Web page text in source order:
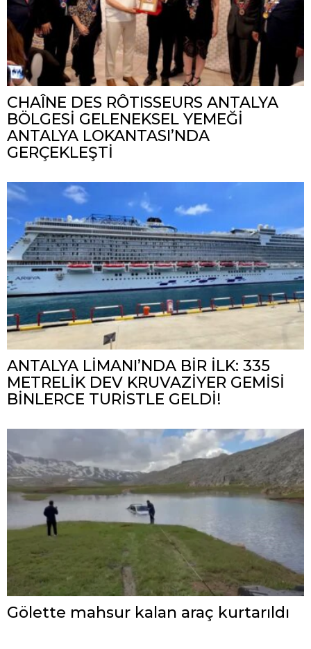
CHAÎNE DES RÔTISSEURS ANTALYA
BÖLGESİ GELENEKSEL YEMEĞİ
ANTALYA LOKANTASI’NDA
GERÇEKLEŞTİ
ANTALYA LİMANI’NDA BİR İLK: 335
METRELİK DEV KRUVAZİYER GEMİSİ
BİNLERCE TURİSTLE GELDİ!
Gölette mahsur kalan araç kurtarıldı